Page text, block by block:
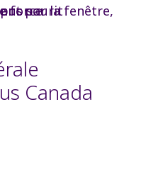
Canada